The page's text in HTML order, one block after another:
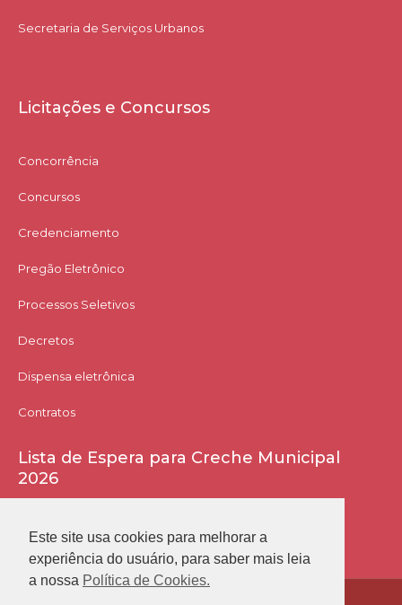
Secretaria de Serviços Urbanos
Licitações e Concursos
Concorrência
Concursos
Credenciamento
Pregão Eletrônico
Processos Seletivos
Decretos
Dispensa eletrônica
Contratos
Lista de Espera para Creche Municipal
2026
Este site usa cookies para melhorar a
experiência do usuário, para saber mais leia
a nossa Política de Cookies.